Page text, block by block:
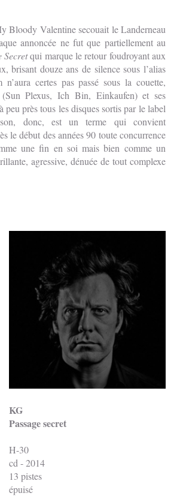
Bloody Valentine secouait le Landerneau
annoncée ne fut que partiellement au
Secretqui marque le retour foudroyant aux
brisant douze ans de silence sous l’alias
certes pas passé sous la couette,
Plexus, Ich Bin, Einkaufen) et ses
peu près tous les disques sortis par le label
son, donc, est un terme qui convient
le début des années 90 toute concurrence
une fin en soi mais bien comme un
agressive, dénuée de tout complexe
KG
Passage secret
H-30
cd - 2014
13 pistes
épuisé